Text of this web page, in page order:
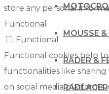
MOUSSE
RÄDER &
RADLAGER
store any personal
Functional
Functional
Functional cookies help
functionalities like
on social media